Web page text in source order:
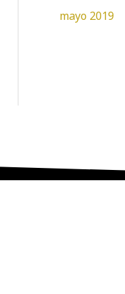
mayo 2019